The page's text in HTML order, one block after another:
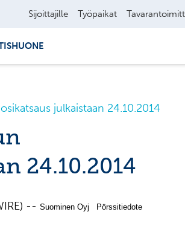
Sijoittajille Työpaikat
julkaistaan 24.10.2014
24.10.2014
-- Suominen Oyj Pörssitiedote